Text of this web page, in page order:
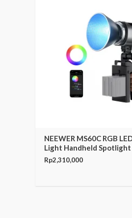
NEEWER MS60C RGB
Light Handheld Spotlight
Rp2,310,000